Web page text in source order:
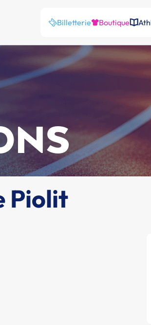
Billetterie Boutique
Piolit